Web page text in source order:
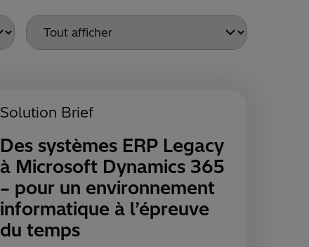
Solution Brief
Des systèmes ERP Legacy
à Microsoft Dynamics 365
– pour un environnement
informatique à l’épreuve
du temps